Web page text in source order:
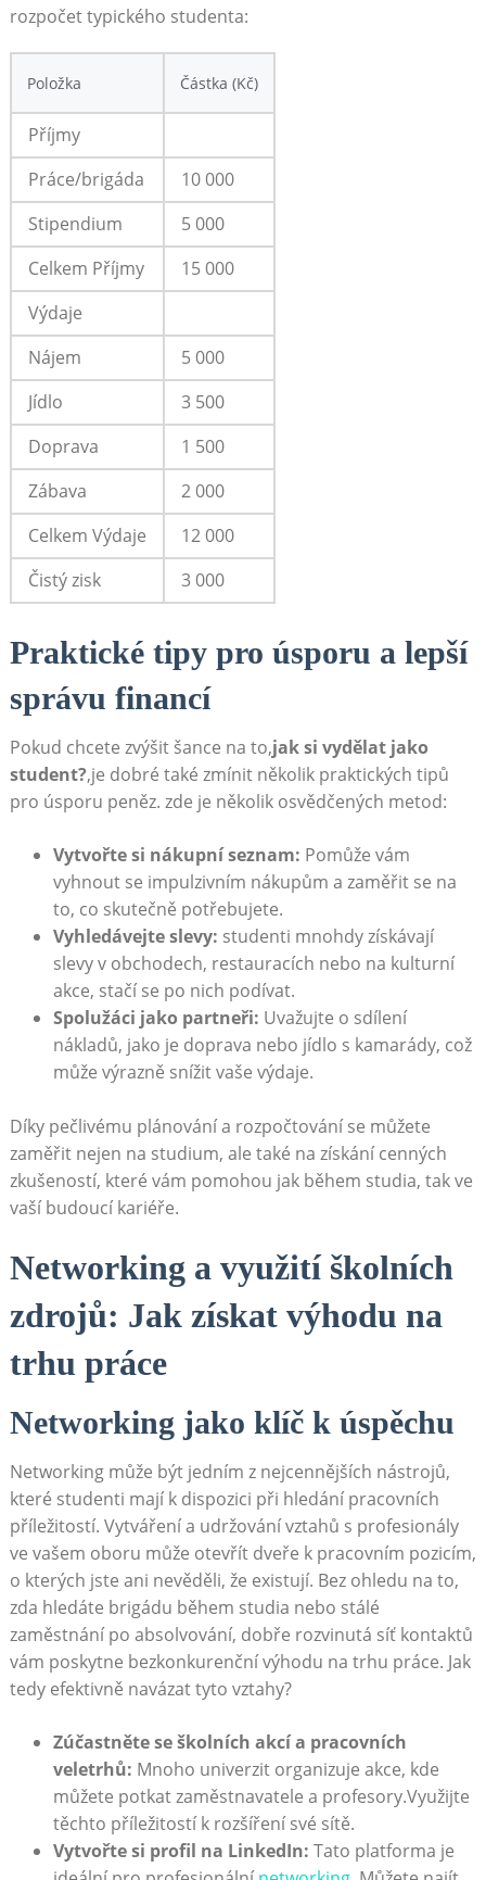
rozpočet typického‌ studenta:
Položka Částka (Kč)
Příjmy
Práce/brigáda
10 000
Stipendium
5 000
Celkem Příjmy
15 000
Výdaje
Nájem
5 000
Jídlo
3‍ 500
Doprava
1 500
Zábava
2 000
Celkem Výdaje
12 000
Čistý zisk
3 000
Praktické⁢ tipy pro úsporu ⁢a lepší
správu financí
Pokud chcete zvýšit šance na to,jak si vydělat jako
student?,je dobré také zmínit několik praktických tipů
⁢pro úsporu peněz. zde je několik osvědčených metod:
Vytvořte si nákupní seznam: Pomůže vám
⁤vyhnout se impulzivním nákupům a zaměřit⁤ se na
to, co‍ skutečně potřebujete.
Vyhledávejte slevy: studenti mnohdy získávají
⁢slevy⁢ v obchodech, restauracích nebo na kulturní
akce, stačí se po nich podívat.
Spolužáci jako partneři: Uvažujte o sdílení
nákladů, jako‌ je doprava nebo jídlo s​ kamarády, což
může výrazně ​snížit vaše výdaje.
Díky ‌pečlivému plánování‍ a rozpočtování se můžete
zaměřit nejen na⁢ studium,‌ ale také na ‌získání cenných
zkušeností,⁣ které vám⁣ pomohou jak během studia, tak ve
​vaší budoucí kariéře.
Networking a využití školních
zdrojů: ‌Jak získat‍ výhodu na ​
trhu práce
Networking jako klíč k úspěchu
Networking může být jedním z nejcennějších nástrojů,⁤
které studenti mají⁤ k dispozici při hledání‌ pracovních
příležitostí. ⁢Vytváření a udržování vztahů s profesionály
ve vašem oboru může otevřít dveře k pracovním pozicím,
o kterých ‌jste ani nevěděli, že existují. Bez ohledu na to,
zda hledáte brigádu ⁣během studia ⁣nebo ⁢stálé
zaměstnání po absolvování, dobře rozvinutá síť kontaktů⁤
vám poskytne ⁣bezkonkurenční výhodu na trhu práce. Jak
tedy efektivně navázat tyto​ vztahy?
Zúčastněte se školních akcí⁢ a pracovních⁣
veletrhů: Mnoho univerzit organizuje akce, kde
můžete potkat zaměstnavatele a profesory.Využijte
těchto⁣ příležitostí k rozšíření ‍své sítě.
Vytvořte ‌si profil na LinkedIn: Tato platforma je